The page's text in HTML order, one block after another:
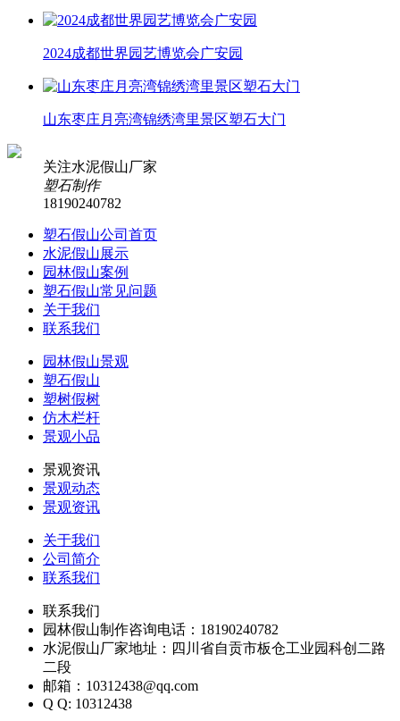
2024成都世界园艺博览会广安园
山东枣庄月亮湾锦绣湾里景区塑石大门
关注水泥假山厂家
塑石制作
18190240782
塑石假山公司首页
水泥假山展示
园林假山案例
塑石假山常见问题
关于我们
联系我们
园林假山景观
塑石假山
塑树假树
仿木栏杆
景观小品
景观资讯
景观动态
景观资讯
关于我们
公司简介
联系我们
联系我们
园林假山制作咨询电话：18190240782
水泥假山厂家地址：四川省自贡市板仓工业园科创二路
二段
邮箱：10312438@qq.com
Q Q: 10312438